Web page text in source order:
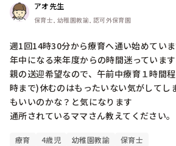
アオ先生
保育士, 幼稚園教諭, 認可外保育園
週1回14時30分から療育へ通い始めていま
年中になる来年度からの時間迷っていま
親の送迎希望なので、午前中療育１時間
時まで)休むのはもったいない気がしてし
もいいのかな？と気になります
通所されているママさん教えてください。
療育 4歳児 幼稚園教諭 保育士